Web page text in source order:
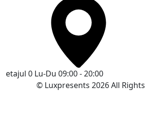
etajul 0 Lu-Du 09:00 - 20:00
© Luxpresents 2026 All